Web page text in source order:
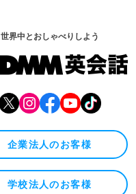
世界中とおしゃべりしよう
企業法人のお客様
学校法人のお客様